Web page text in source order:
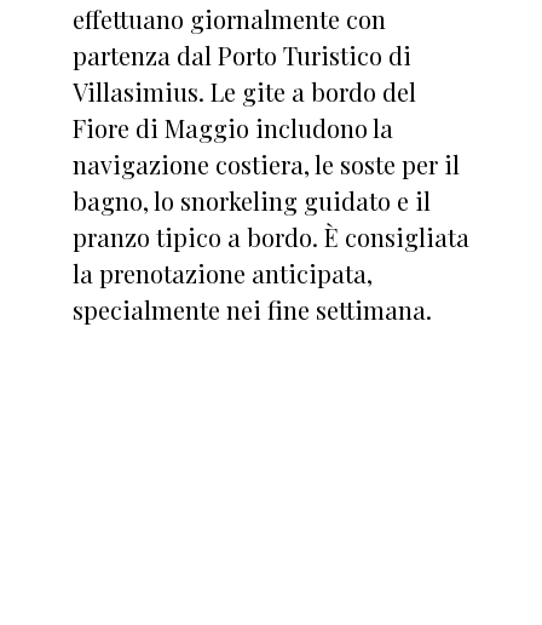
effettuano giornalmente con
partenza dal Porto Turistico di
Villasimius. Le gite a bordo del
Fiore di Maggio includono la
navigazione costiera, le soste per il
bagno, lo snorkeling guidato e il
pranzo tipico a bordo. È consigliata
la prenotazione anticipata,
specialmente nei fine settimana.